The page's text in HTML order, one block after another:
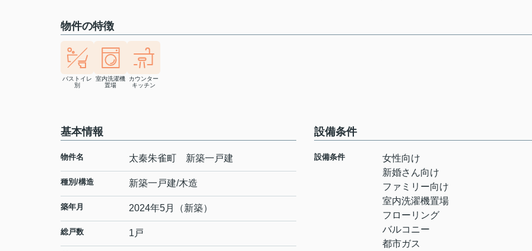
物件の特徴
バストイレ
別
室内洗濯機
置場
カウンター
キッチン
基本情報
物件名 太秦朱雀町 新築一戸建
種別/構造 新築一戸建/木造
築年月 2024年5月（新築）
総戸数 1戸
設備条件
設備条件
女性向け
新婚さん向け
ファミリー向け
室内洗濯機置場
フローリング
バルコニー
都市ガス